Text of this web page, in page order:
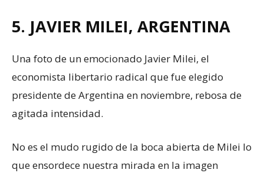
5. JAVIER MILEI, ARGENTINA
Una foto de un emocionado Javier Milei, el
economista libertario radical que fue elegido
presidente de Argentina en noviembre, rebosa de
agitada intensidad.
No es el mudo rugido de la boca abierta de Milei lo
que ensordece nuestra mirada en la imagen